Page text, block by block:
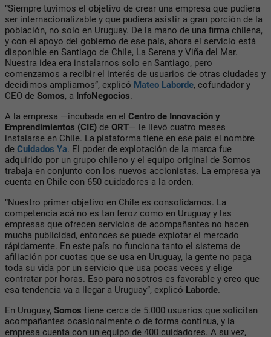
“Siempre tuvimos el objetivo de crear una empresa que pudiera
ser internacionalizable y que pudiera asistir a gran porción de la
población, no solo en Uruguay. De la mano de una firma chilena,
y con el apoyo del gobierno de ese país, ahora el servicio está
disponible en Santiago de Chile, La Serena y Viña del Mar.
Nuestra idea era instalarnos solo en Santiago, pero
comenzamos a recibir el interés de usuarios de otras ciudades y
decidimos ampliarnos”, explicó Mateo Laborde, cofundador y
CEO de Somos, a InfoNegocios.
A la empresa —incubada en el Centro de Innovación y
Emprendimientos (CIE) de ORT— le llevó cuatro meses
instalarse en Chile. La plataforma tiene en ese país el nombre
de Cuidados Ya. El poder de explotación de la marca fue
adquirido por un grupo chileno y el equipo original de Somos
trabaja en conjunto con los nuevos accionistas. La empresa ya
cuenta en Chile con 650 cuidadores a la orden.
“Nuestro primer objetivo en Chile es consolidarnos. La
competencia acá no es tan feroz como en Uruguay y las
empresas que ofrecen servicios de acompañantes no hacen
mucha publicidad, entonces se puede explotar el mercado
rápidamente. En este país no funciona tanto el sistema de
afiliación por cuotas que se usa en Uruguay, la gente no paga
toda su vida por un servicio que usa pocas veces y elige
contratar por horas. Eso para nosotros es favorable y creo que
esa tendencia va a llegar a Uruguay”, explicó Laborde.
En Uruguay, Somos tiene cerca de 5.000 usuarios que solicitan
acompañantes ocasionalmente o de forma continua, y la
empresa cuenta con un equipo de 400 cuidadores. A su vez,